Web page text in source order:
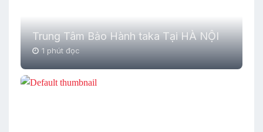
Trung Tâm Bảo Hành taka Tại HÀ NỘI
1 phút đọc